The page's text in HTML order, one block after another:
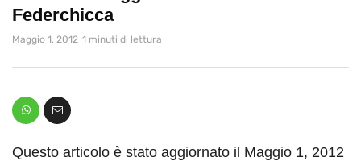
Federchicca
Maggio 1, 2012 1 minuti di lettura
Questo articolo è stato aggiornato il Maggio 1, 2012